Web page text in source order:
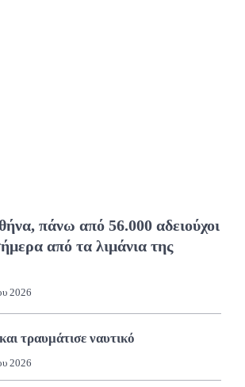
πάνω από 56.000 αδειούχοι
από τα λιμάνια της
2026
τραυμάτισε ναυτικό
2026